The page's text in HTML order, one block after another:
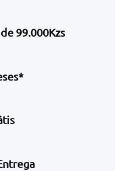
99.000Kzs